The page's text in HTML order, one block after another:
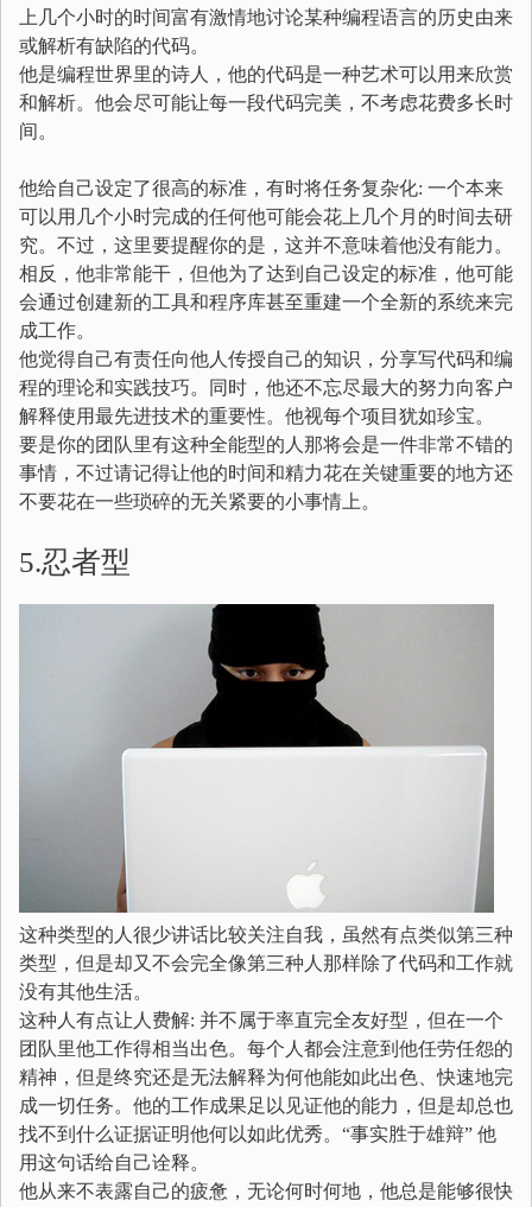
上几个小时的时间富有激情地讨论某种编程语言的历史由来
或解析有缺陷的代码。
他是编程世界里的诗人，他的代码是一种艺术可以用来欣赏
和解析。他会尽可能让每一段代码完美，不考虑花费多长时
间。
他给自己设定了很高的标准，有时将任务复杂化: 一个本来
可以用几个小时完成的任何他可能会花上几个月的时间去研
究。不过，这里要提醒你的是，这并不意味着他没有能力。
相反，他非常能干，但他为了达到自己设定的标准，他可能
会通过创建新的工具和程序库甚至重建一个全新的系统来完
成工作。
他觉得自己有责任向他人传授自己的知识，分享写代码和编
程的理论和实践技巧。同时，他还不忘尽最大的努力向客户
解释使用最先进技术的重要性。他视每个项目犹如珍宝。
要是你的团队里有这种全能型的人那将会是一件非常不错的
事情，不过请记得让他的时间和精力花在关键重要的地方还
不要花在一些琐碎的无关紧要的小事情上。
5.忍者型
这种类型的人很少讲话比较关注自我，虽然有点类似第三种
类型，但是却又不会完全像第三种人那样除了代码和工作就
没有其他生活。
这种人有点让人费解: 并不属于率直完全友好型，但在一个
团队里他工作得相当出色。每个人都会注意到他任劳任怨的
精神，但是终究还是无法解释为何他能如此出色、快速地完
成一切任务。他的工作成果足以见证他的能力，但是却总也
找不到什么证据证明他何以如此优秀。“事实胜于雄辩” 他
用这句话给自己诠释。
他从来不表露自己的疲惫，无论何时何地，他总是能够很快